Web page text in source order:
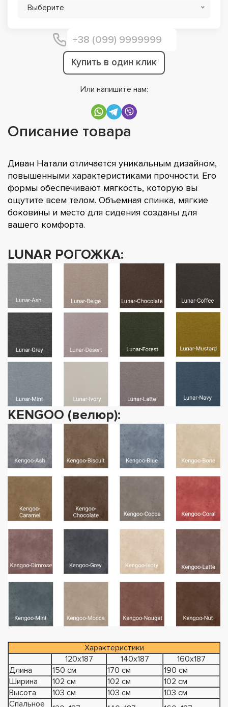
Выберите
Купить в один клик
Или напишите нам:
Описание товара
Диван Натали отличается уникальным дизайном,
повышенными характеристиками прочности. Его
формы обеспечивают мягкость, которую вы
ощутите всем телом. Объемная спинка, мягкие
боковины и место для сидения созданы для
вашего комфорта.
LUNAR РОГОЖКА:
KENGOO (велюр):
Характеристики
120х187
140х187
160х187
Длина
150 см 170 см
190 см
Ширина
102 см 102 см
102 см
Высота
103 см 103 см
103 см
Спальное